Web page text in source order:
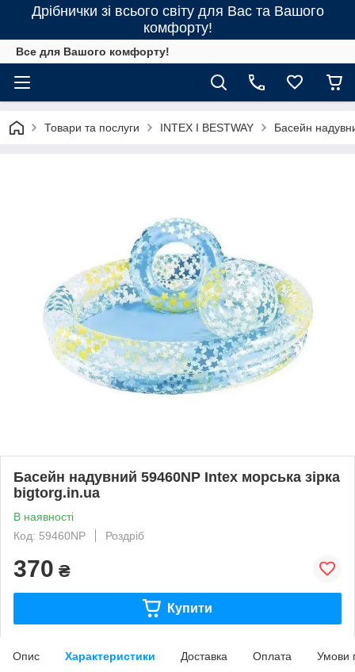
Дрібнички зі всього світу для Вас та Вашого
комфорту!
Все для Вашого комфорту!
Товари та послуги INTEX І BESTWAY Басейн
Басейн надувний 59460NP Intex морська зірка
bigtorg.in.ua
В наявності
Код: 59460NP
Роздріб
370 ₴
Купити
Опис Характеристики Доставка Оплата Умови